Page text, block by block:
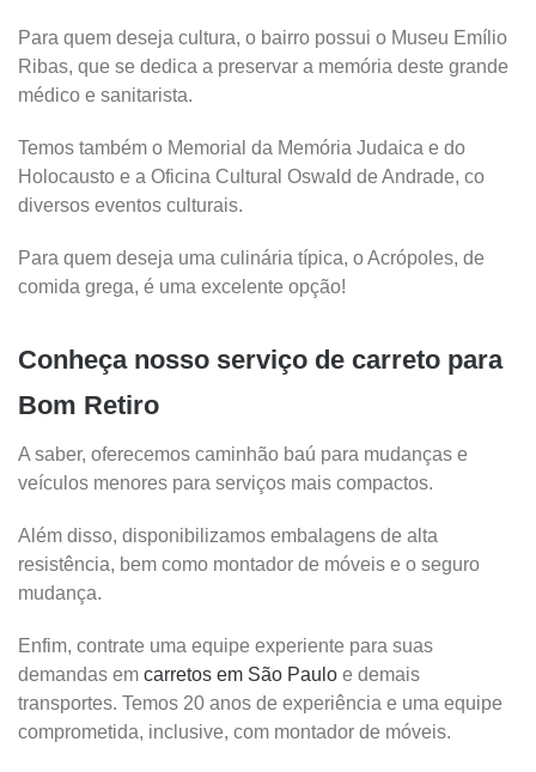
Para quem deseja cultura, o bairro possui o Museu Emílio
Ribas, que se dedica a preservar a memória deste grande
médico e sanitarista.
Temos também o Memorial da Memória Judaica e do
Holocausto e a Oficina Cultural Oswald de Andrade, co
diversos eventos culturais.
Para quem deseja uma culinária típica, o Acrópoles, de
comida grega, é uma excelente opção!
Conheça nosso serviço de carreto para
Bom Retiro
A saber, oferecemos caminhão baú para mudanças e
veículos menores para serviços mais compactos.
Além disso, disponibilizamos embalagens de alta
resistência, bem como montador de móveis e o seguro
mudança.
Enfim, contrate uma equipe experiente para suas
demandas em carretos em São Paulo e demais
transportes. Temos 20 anos de experiência e uma equipe
comprometida, inclusive, com montador de móveis.